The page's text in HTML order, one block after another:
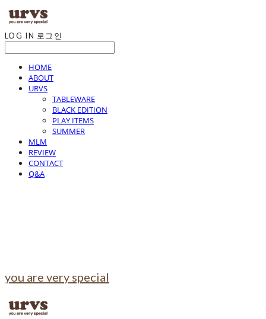
LOG IN 로그인
HOME
ABOUT
URVS
TABLEWARE
BLACK EDITION
PLAY ITEMS
SUMMER
MLM
REVIEW
CONTACT
Q&A
you are very special